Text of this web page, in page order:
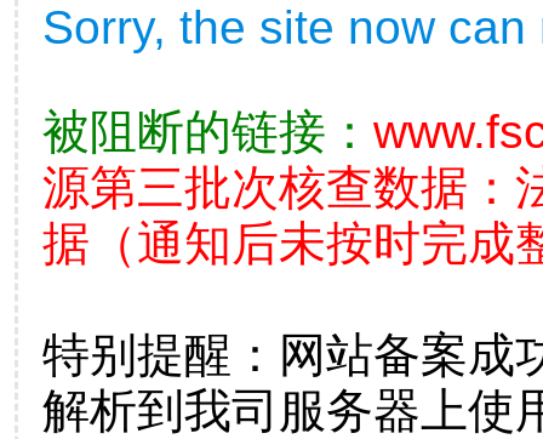
Sorry, the site now
被阻断的链接：
源第三批次核查数据：
据（通知后未按时完成
特别提醒：网站备案成
解析到我司服务器上使